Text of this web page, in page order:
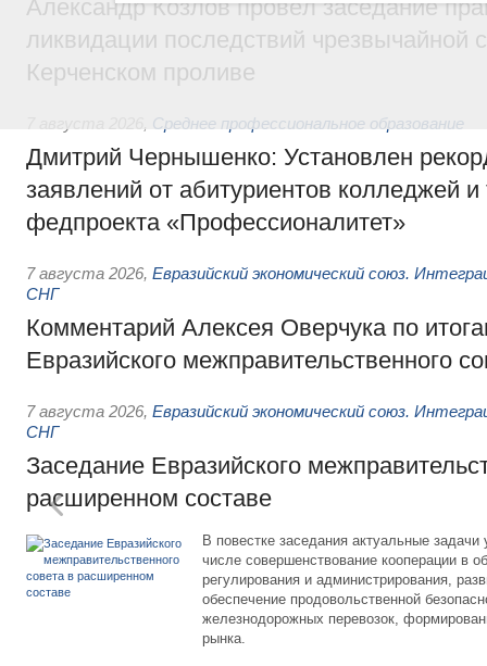
Александр Козлов провёл заседание
ликвидации последствий чрезвычайной
Керченском проливе
Среднее профессиональное образование
Дмитрий Чернышенко: Установлен
заявлений от абитуриентов колледжей и
федпроекта «Профессионалитет»
7 августа 2026, Евразийский экономический союз.
СНГ
Комментарий Алексея Оверчука по
Евразийского межправительственного
7 августа 2026, Евразийский экономический союз.
СНГ
Заседание Евразийского
расширенном составе
В повестке заседания актуальные задачи
числе совершенствование кооперации в
регулирования и администрирования,
обеспечение продовольственной
железнодорожных перевозок,
рынка.